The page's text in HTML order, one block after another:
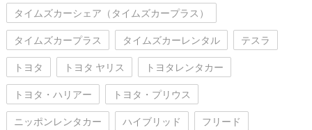
タイムズカーシェア（タイムズカープラス）
タイムズカープラス
タイムズカーレンタル
テスラ
トヨタ
トヨタ ヤリス
トヨタレンタカー
トヨタ・ハリアー
トヨタ・プリウス
ニッポンレンタカー
ハイブリッド
フリード